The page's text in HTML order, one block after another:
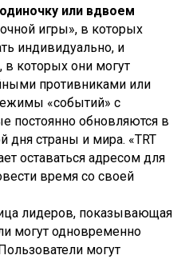
или вдвоем
игры», в которых
индивидуально, и
которых они могут
противниками или
«событий» с
постоянно обновляются в
дня страны и мира. «TRT
оставаться адресом для
время со своей
лидеров, показывающая
могут одновременно
могут